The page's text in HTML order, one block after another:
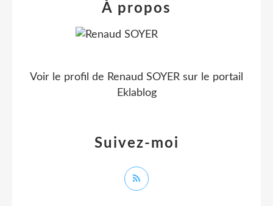
Suivez-moi
À propos
Voir le profil de Renaud SOYER sur le portail
Eklablog